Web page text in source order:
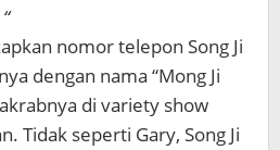
nomor telepon Song Ji
dengan nama “Mong Ji
di variety show
Tidak seperti Gary, Song Ji